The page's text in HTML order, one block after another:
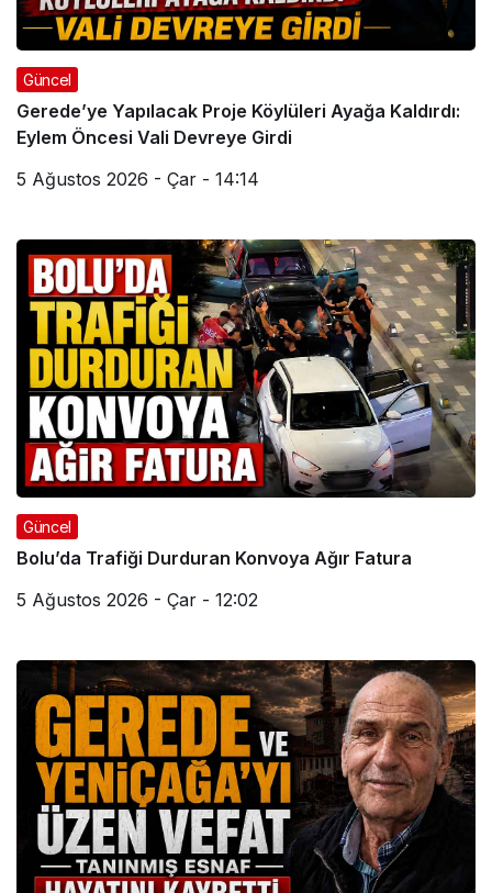
Güncel
Gerede’ye Yapılacak Proje Köylüleri Ayağa Kaldırdı:
Eylem Öncesi Vali Devreye Girdi
5 Ağustos 2026 - Çar - 14:14
Güncel
Bolu’da Trafiği Durduran Konvoya Ağır Fatura
5 Ağustos 2026 - Çar - 12:02